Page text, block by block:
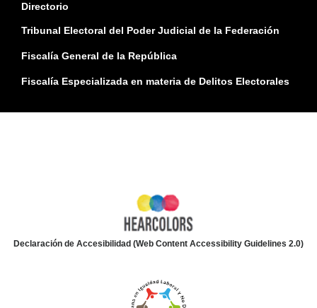
Directorio
Tribunal Electoral del Poder Judicial de la Federación
Fiscalía General de la República
Fiscalía Especializada en materia de Delitos Electorales
Declaración de Accesibilidad (Web Content Accessibility Guidelines 2.0)